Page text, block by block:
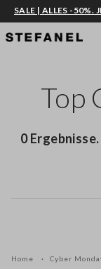
ZUM HAUPTINHALT
SALE | ALLES -50%.
Top
0
Home Cyber